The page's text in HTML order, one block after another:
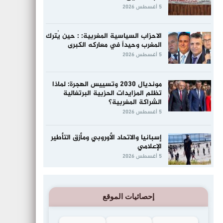
5 أغسطس 2026
الاحزاب السياسية المغربية: : حين يُترك
المغرب وحيداً في معاركه الكبرى
5 أغسطس 2026
مونديال 2030 وتسييس الهجرة: لماذا
تظلم المزايدات الحزبية البرتغالية
الشراكة المغربية؟
5 أغسطس 2026
إسبانيا والاتحاد الأوروبي ومأزق التأطير
الإعلامي
5 أغسطس 2026
إحصائيات الموقع